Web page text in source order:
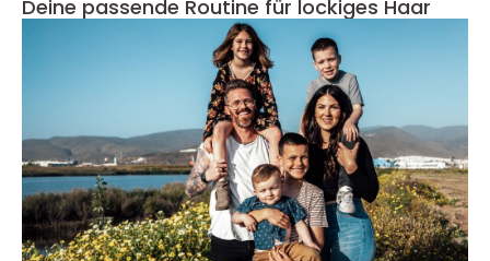
Deine passende Routine für lockiges Haar